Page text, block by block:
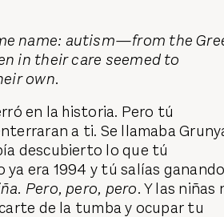
name: autism—from the
in their care seemed to
own.
en la historia. Pero tú
a ti. Se llamaba
descubierto lo que tú
ya era 1994 y tú salías
Pero, pero, pero. Y las niñas
de la tumba y ocupar tu